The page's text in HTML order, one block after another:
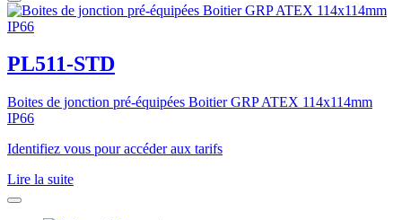
PL511-STD
Boites de jonction pré-équipées Boitier GRP ATEX 114x114mm
IP66
Identifiez vous pour accéder aux tarifs
Lire la suite